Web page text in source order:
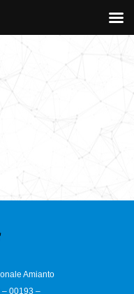
Amianto
– 00193 –